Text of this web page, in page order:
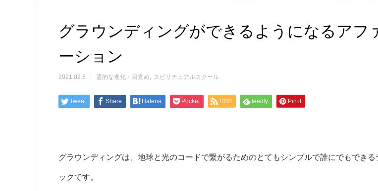
グラウンディングができるようになるアフ
ーション
2021.02.8 霊的な進化・目覚め スピリチュアルスクール
Tweet Share Hatena Pocket RSS feedly Pin it
グラウンディングは、地球と光のコードで繋がるためのとてもシンプルで誰にでもできる
ックです。